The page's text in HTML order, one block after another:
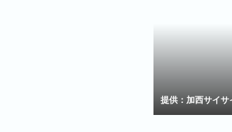
提供：加西サイサ